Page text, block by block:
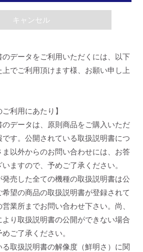
キャンセル
データをご利用いただくには、以下
でご利用頂けます様、お願い申し上
利用にあたり】
データは、原則商品をご購入いただ
す。公開されている取扱説明書につ
以外からのお問い合わせには、お答
ますので、予めご了承ください。
売した全ての機種の取扱説明書は公
望の商品の取扱説明書が登録されて
業所までお問い合わせ下さい。尚、
り取扱説明書の公開ができない場合
ご了承ください。
取扱説明書の解像度（鮮明さ）に関